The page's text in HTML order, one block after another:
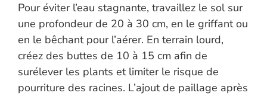
Pour éviter l’eau stagnante, travaillez le sol sur
une profondeur de 20 à 30 cm, en le griffant ou
en le bêchant pour l’aérer. En terrain lourd,
créez des buttes de 10 à 15 cm afin de
surélever les plants et limiter le risque de
pourriture des racines. L’ajout de paillage après